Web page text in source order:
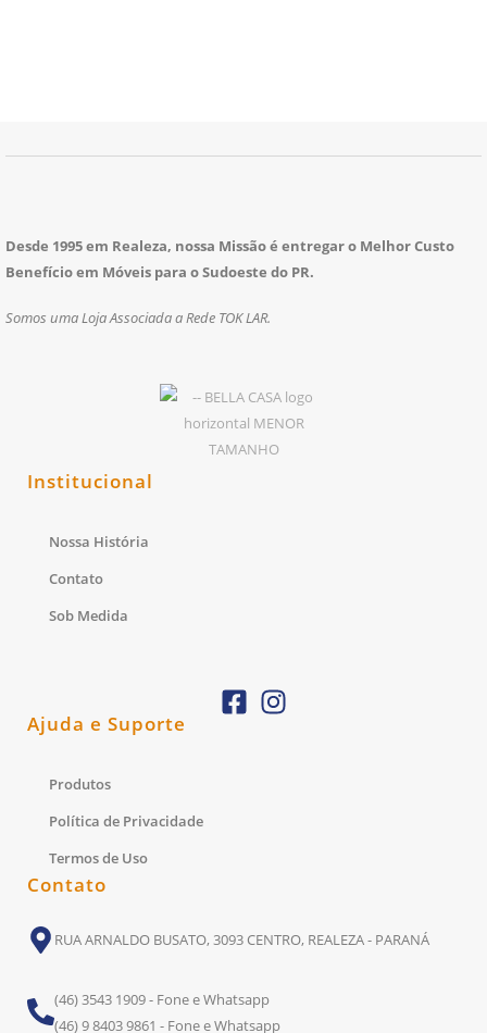
Desde 1995 em Realeza, nossa Missão é entregar o Melhor Custo
Benefício em Móveis para o Sudoeste do PR.
Somos uma Loja Associada a Rede TOK LAR.
Institucional
Nossa História
Contato
Sob Medida
Ajuda e Suporte
Produtos
Política de Privacidade
Termos de Uso
Contato
RUA ARNALDO BUSATO, 3093 CENTRO, REALEZA - PARANÁ
(46) 3543 1909 - Fone e Whatsapp
(46) 9 8403 9861 - Fone e Whatsapp